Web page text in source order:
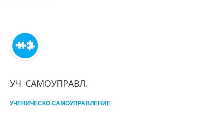
УЧ. САМОУПРАВЛ.
УЧЕНИЧЕСКО САМОУПРАВЛЕНИЕ